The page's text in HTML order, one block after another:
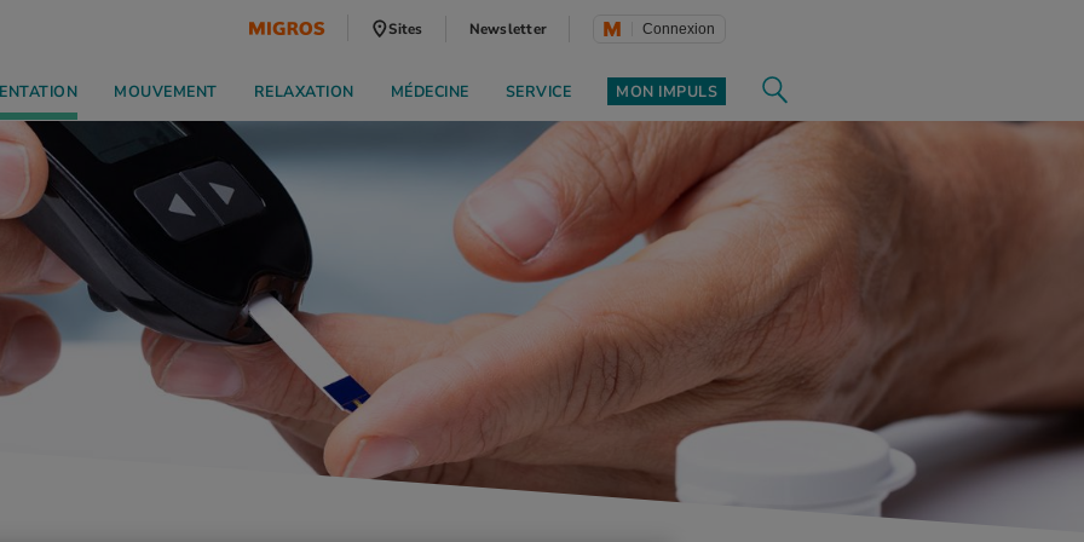
Sites Newsletter Connexion
MOUVEMENT RELAXATION MÉDECINE SERVICE MON IMPULS